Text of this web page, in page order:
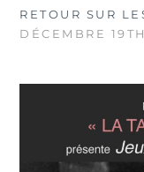
RETOUR SUR
DÉCEMBRE